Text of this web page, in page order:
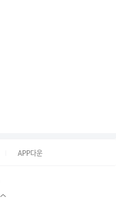
APP다운